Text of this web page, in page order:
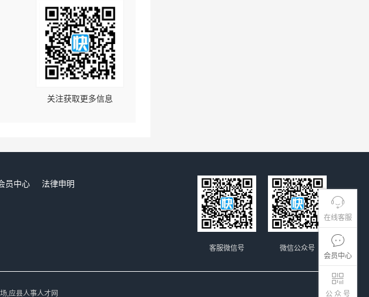
在线客服
会员中心
公 众 号
关注获取更多信息
员中心
法律申明
微信公众号
客服微信号
,应县人事人才网